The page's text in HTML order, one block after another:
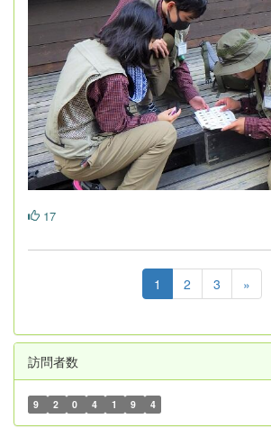
17
1 2 3 »
訪問者数
9 2 0 4 1 9 4